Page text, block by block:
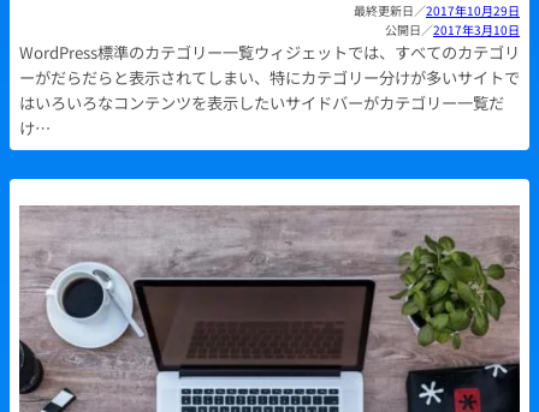
2017年10月29日
2017年3月10日
WordPress標準のカテゴリー一覧ウィジェットでは、すべてのカテゴリ
ーがだらだらと表示されてしまい、特にカテゴリー分けが多いサイトで
はいろいろなコンテンツを表示したいサイドバーがカテゴリー一覧だ
け…